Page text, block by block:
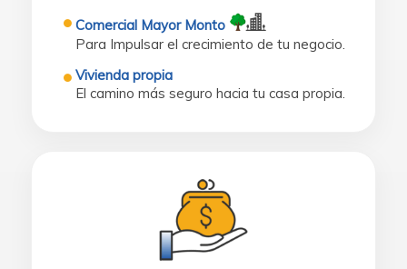
Comercial Mayor Monto
Para Impulsar el crecimiento de tu negocio.
Vivienda propia
El camino más seguro hacia tu casa propia.